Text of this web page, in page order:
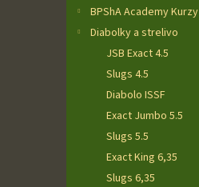
BPShA Academy Kurzy
Diabolky a strelivo
JSB Exact 4.5
Slugs 4.5
Diabolo ISSF
Exact Jumbo 5.5
Slugs 5.5
Exact King 6,35
Slugs 6,35